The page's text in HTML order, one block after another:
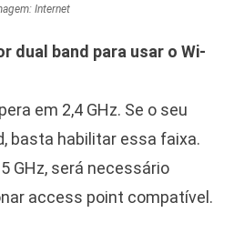
Internet
dual band para usar o Wi-
em 2,4 GHz. Se o seu
basta habilitar essa faixa.
GHz, será necessário
access point compatível.